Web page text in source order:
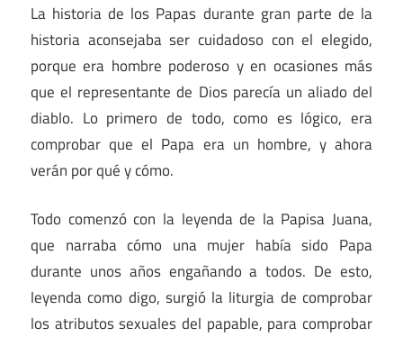
La historia de los Papas durante gran parte de la
historia aconsejaba ser cuidadoso con el elegido,
porque era hombre poderoso y en ocasiones más
que el representante de Dios parecía un aliado del
diablo. Lo primero de todo, como es lógico, era
comprobar que el Papa era un hombre, y ahora
verán por qué y cómo.
Todo comenzó con la leyenda de la Papisa Juana,
que narraba cómo una mujer había sido Papa
durante unos años engañando a todos. De esto,
leyenda como digo, surgió la liturgia de comprobar
los atributos sexuales del papable, para comprobar